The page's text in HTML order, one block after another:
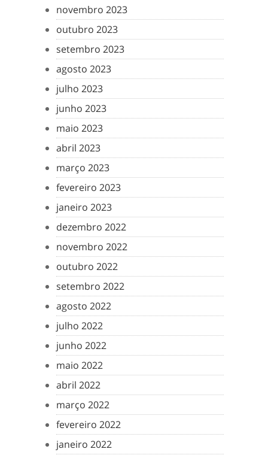
novembro 2023
outubro 2023
setembro 2023
agosto 2023
julho 2023
junho 2023
maio 2023
abril 2023
março 2023
fevereiro 2023
janeiro 2023
dezembro 2022
novembro 2022
outubro 2022
setembro 2022
agosto 2022
julho 2022
junho 2022
maio 2022
abril 2022
março 2022
fevereiro 2022
janeiro 2022